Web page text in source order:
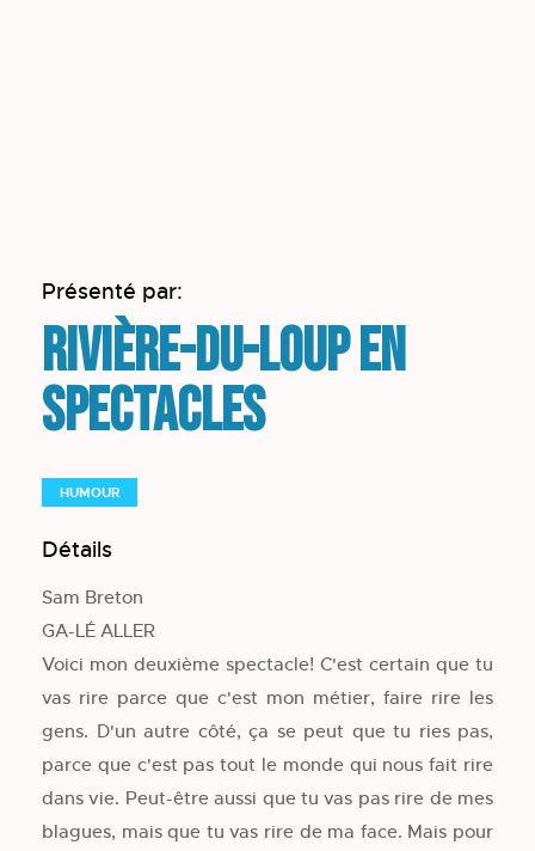
Présenté par:
Rivière-du-Loup en
spectacles
HUMOUR
Détails
Sam Breton
GA-LÉ ALLER
Voici mon deuxième spectacle! C'est certain que tu
vas rire parce que c'est mon métier, faire rire les
gens. D'un autre côté, ça se peut que tu ries pas,
parce que c'est pas tout le monde qui nous fait rire
dans vie. Peut-être aussi que tu vas pas rire de mes
blagues, mais que tu vas rire de ma face. Mais pour